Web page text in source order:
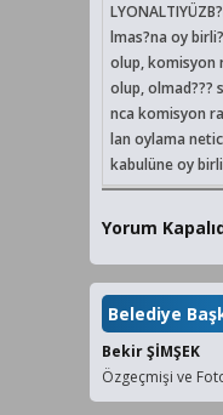
lmas?na oy
olup, komisyon
olup, olmad???
nca komisyon
lan oylama
kabulüne oy
Yorum
Belediye
Bekir ŞİMŞEK
Özgeçmişi ve